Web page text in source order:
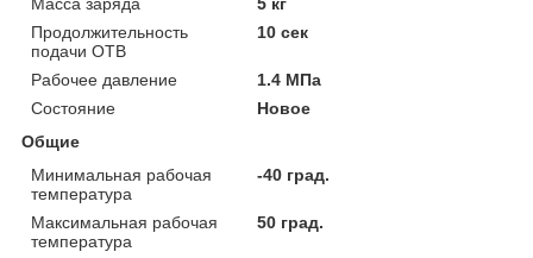
Продолжительность
подачи ОТВ
10 сек
Рабочее давление
1.4 МПа
Состояние
Новое
Общие
Минимальная рабочая
температура
-40 град.
Максимальная рабочая
температура
50 град.